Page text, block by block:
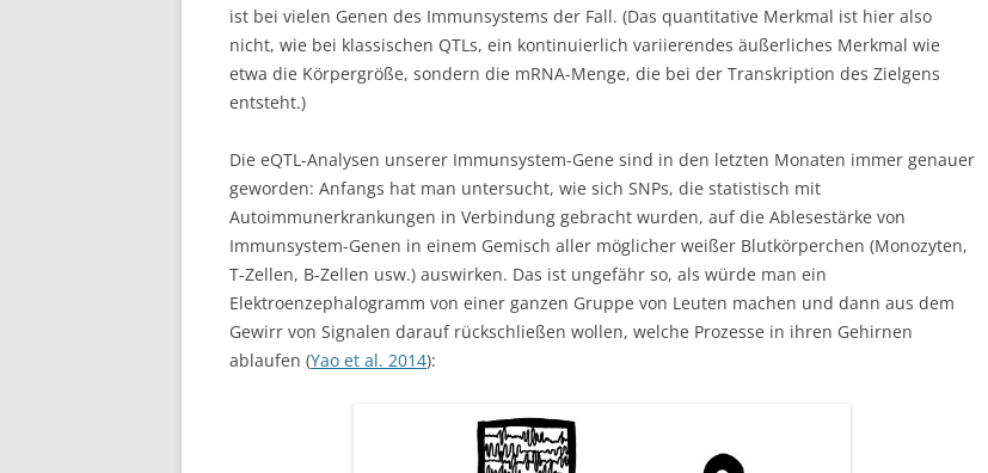
ist bei vielen Genen des Immunsystems der Fall. (Das quantitative Merkmal ist hier also
nicht, wie bei klassischen QTLs, ein kontinuierlich variierendes äußerliches Merkmal wie
etwa die Körpergröße, sondern die mRNA-Menge, die bei der Transkription des Zielgens
entsteht.)
Die eQTL-Analysen unserer Immunsystem-Gene sind in den letzten Monaten immer genauer
geworden: Anfangs hat man untersucht, wie sich SNPs, die statistisch mit
Autoimmunerkrankungen in Verbindung gebracht wurden, auf die Ablesestärke von
Immunsystem-Genen in einem Gemisch aller möglicher weißer Blutkörperchen (Monozyten,
T-Zellen, B-Zellen usw.) auswirken. Das ist ungefähr so, als würde man ein
Elektroenzephalogramm von einer ganzen Gruppe von Leuten machen und dann aus dem
Gewirr von Signalen darauf rückschließen wollen, welche Prozesse in ihren Gehirnen
ablaufen (Yao et al. 2014):